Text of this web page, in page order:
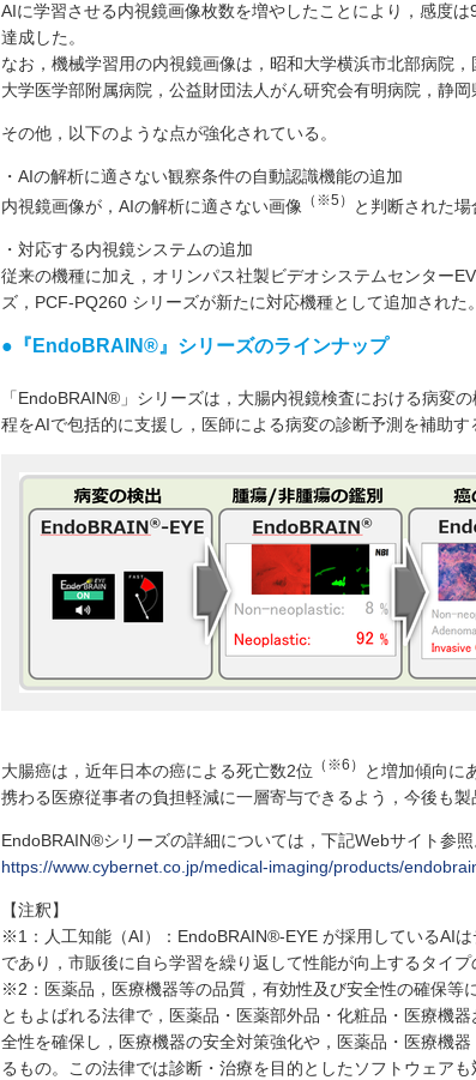
AIに学習させる内視鏡画像枚数を増やしたことにより，感度
達成した。
なお，機械学習用の内視鏡画像は，昭和大学横浜市北部病院
大学医学部附属病院，公益財団法人がん研究会有明病院，静
その他，以下のような点が強化されている。
・AIの解析に適さない観察条件の自動認識機能の追加
内視鏡画像が，AIの解析に適さない画像 （※5） と判断された
・対応する内視鏡システムの追加
従来の機種に加え，オリンパス社製ビデオシステムセンター
ズ，PCF-PQ260 シリーズが新たに対応機種として追加された。
●『EndoBRAIN®』シリーズのラインナップ
「EndoBRAIN®」シリーズは，大腸内視鏡検査における病変
程をAIで包括的に支援し，医師による病変の診断予測を補助す
大腸癌は，近年日本の癌による死亡数2位 （※6）
と増加傾向に
携わる医療従事者の負担軽減に一層寄与できるよう，今後も製
EndoBRAIN®シリーズの詳細については，下記Webサイト参照
https://www.cybernet.co.jp/medical-imaging/products/
【注釈】
※1：人工知能（AI）：EndoBRAIN®-EYE が採用しているAI
であり，市販後に自ら学習を繰り返して性能が向上するタイプ
※2：医薬品，医療機器等の品質，有効性及び安全性の確保等
ともよばれる法律で，医薬品・医薬部外品・化粧品・医療機
全性を確保し，医療機器の安全対策強化や，医薬品・医療機
るもの。この法律では診断・治療を目的としたソフトウェアも